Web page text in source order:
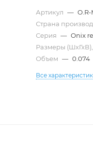
Артикул — O.R-
Страна
Серия — Onix
Размеры
Объем — 0.074
Все